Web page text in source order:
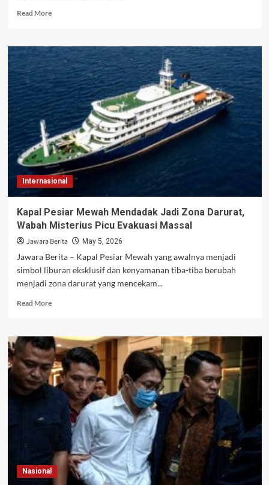
Read MoreRead
Bank
Sentral
Dunia
Kompak
Tahan
Suku
Bunga,
Investor
Mulai
Waspada
Internasional
Kapal Pesiar Mewah Mendadak Jadi Zona Darurat,
Wabah Misterius Picu Evakuasi Massal
Jawara Berita May 5, 2026
Jawara Berita – Kapal Pesiar Mewah yang awalnya menjadi
simbol liburan eksklusif dan kenyamanan tiba-tiba berubah
menjadi zona darurat yang mencekam...
Read MoreRead
Kapal
Pesiar
Mewah
Mendadak
Jadi
Zona
Darurat,
Wabah
Misterius
Evakuasi
Massal
Nasional